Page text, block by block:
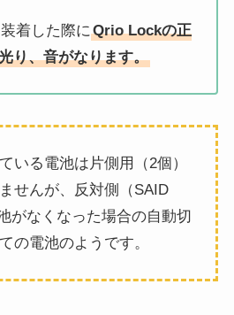
着した際にQrio Lockの正
り、音がなります。
いる電池は片側用（2個）
せんが、反対側（SAID
がなくなった場合の自動切
の電池のようです。